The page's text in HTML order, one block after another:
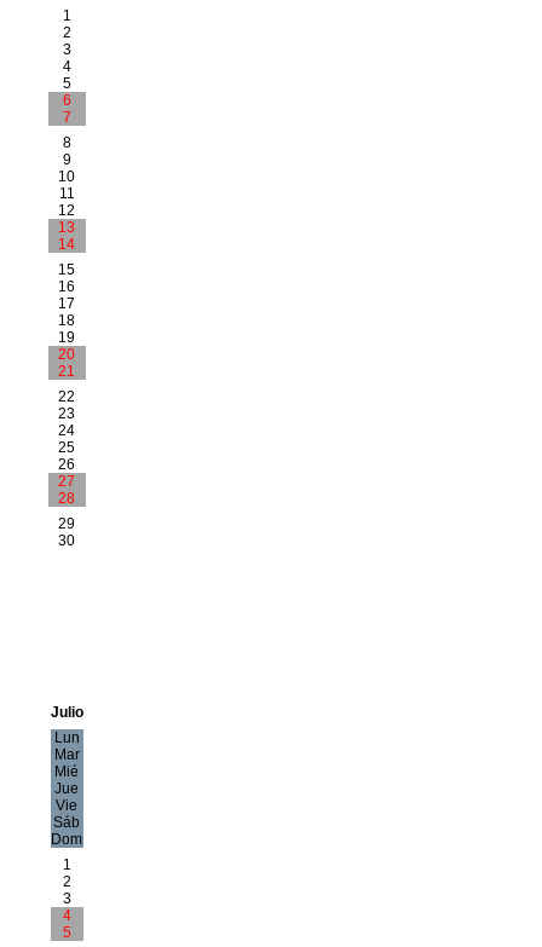
1
2
3
4
5
6
7
8
9
10
11
12
13
14
15
16
17
18
19
20
21
22
23
24
25
26
27
28
29
30
Julio
Lun
Mar
Mié
Jue
Vie
Sáb
Dom
1
2
3
4
5